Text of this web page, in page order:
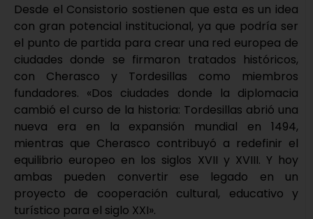
Desde el Consistorio sostienen que esta es un idea
con gran potencial institucional, ya que podría ser
el punto de partida para crear una red europea de
ciudades donde se firmaron tratados históricos,
con Cherasco y Tordesillas como miembros
fundadores. «Dos ciudades donde la diplomacia
cambió el curso de la historia: Tordesillas abrió una
nueva era en la expansión mundial en 1494,
mientras que Cherasco contribuyó a redefinir el
equilibrio europeo en los siglos XVII y XVIII. Y hoy
ambas pueden convertir ese legado en un
proyecto de cooperación cultural, educativo y
turístico para el siglo XXI».